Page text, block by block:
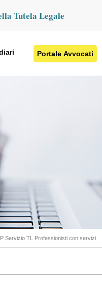
Tutela Legale
Portale Avvocati
Servizio TL Professionisti con servizi